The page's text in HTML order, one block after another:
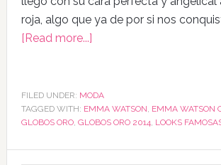
roja, algo que ya de por si nos
[Read more...]
FILED UNDER: MODA
TAGGED WITH: EMMA WATSON EMMA WATSON
GLOBOS ORO, GLOBOS ORO 2014 LOOKS